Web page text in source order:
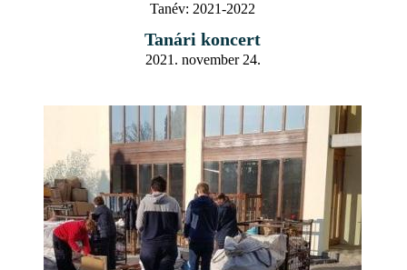
Tanév: 2021-2022
Tanári koncert
2021. november 24.